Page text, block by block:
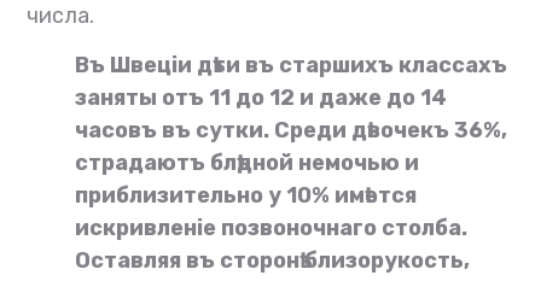
числа.
Въ Швеціи дѣти въ старшихъ классахъ
заняты отъ 11 до 12 и даже до 14
часовъ въ сутки. Среди дѣвочекъ 36%,
страдаютъ блѣдной немочью и
приблизительно у 10% имѣется
искривленіе позвоночнаго столба.
Оставляя въ сторонѣ близорукость,